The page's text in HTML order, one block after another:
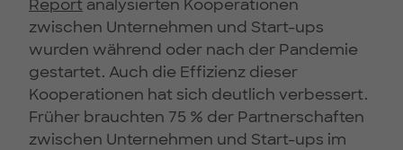
Report analysierten Kooperationen
zwischen Unternehmen und Start-ups
wurden während oder nach der Pandemie
gestartet. Auch die Effizienz dieser
Kooperationen hat sich deutlich verbessert.
Früher brauchten 75 % der Partnerschaften
zwischen Unternehmen und Start-ups im